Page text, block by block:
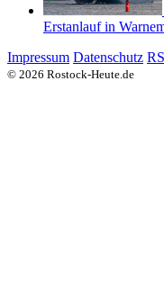
Erstanlauf in
Impressum Datenschutz
© 2026 Rostock-Heute.de